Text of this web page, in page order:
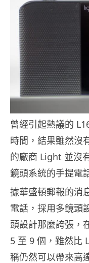
曾經引起熱議的
時間，結果雖然沒
的廠商 Light 並沒
鏡頭系統的手提電
據華盛頓郵報的消
電話，採用多鏡頭
頭設計那麼誇張，
5 至 9 個，雖然比
稱仍然可以帶來高